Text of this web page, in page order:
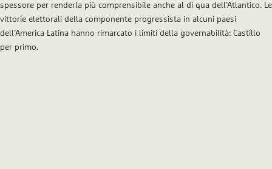
spessore per renderla più comprensibile anche al di qua dell’Atlantico. Le
vittorie elettorali della componente progressista in alcuni paesi
dell’America Latina hanno rimarcato i limiti della governabilità: Castillo
per primo.